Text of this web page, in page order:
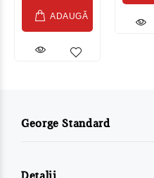
ADAUGĂ
George Standard